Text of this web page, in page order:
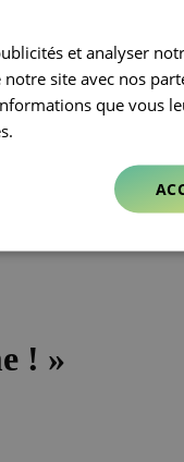
! »
et analyser
site avec nos
que vous